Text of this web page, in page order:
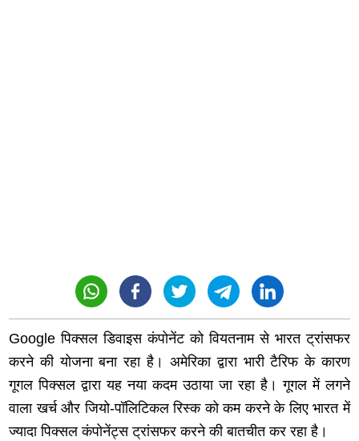
Google पिक्सल डिवाइस कंपोनेंट को वियतनाम से भारत ट्रांसफर
करने की योजना बना रहा है। अमेरिका द्वारा भारी टैरिफ के कारण
गूगल पिक्सल द्वारा यह नया कदम उठाया जा रहा है। गूगल में लगने
वाला खर्च और जियो-पॉलिटिकल रिस्क को कम करने के लिए भारत में
ज्यादा पिक्सल कंपोनेंट्स ट्रांसफर करने की बातचीत कर रहा है।